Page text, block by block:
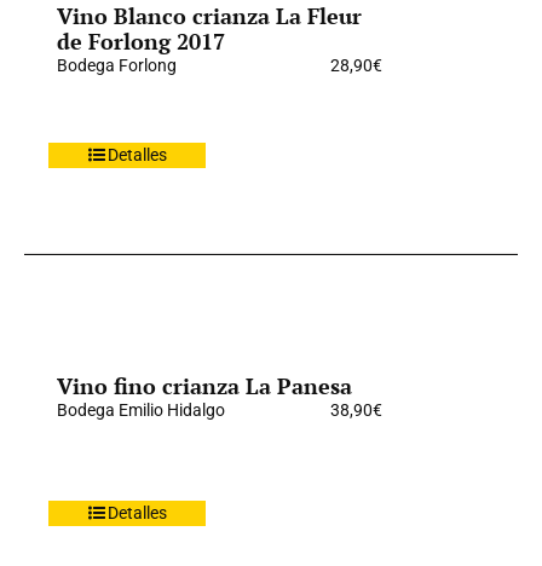
Vino Blanco crianza La Fleur
de Forlong 2017
Bodega Forlong 28,90€
Detalles
Vino fino crianza La Panesa
Bodega Emilio Hidalgo 38,90€
Detalles